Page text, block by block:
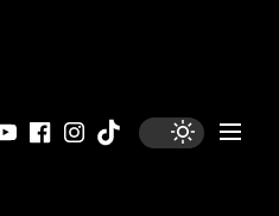
YouTubeFacebookInstagram
Tiktok